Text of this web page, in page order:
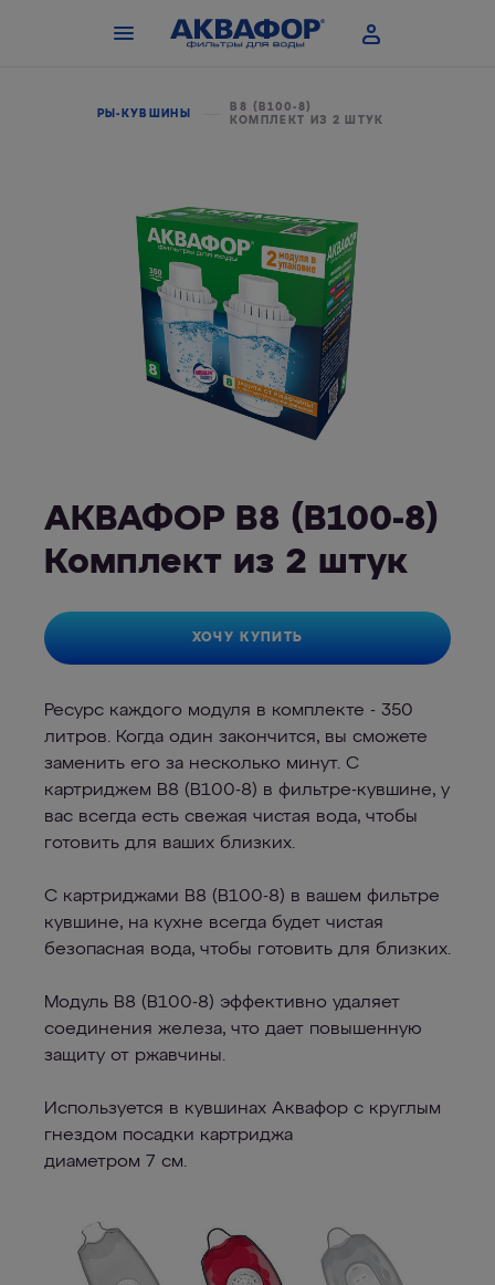
ФИЛЬТРЫ-КУВШИНЫ
В8 (В100-8)
КОМПЛЕКТ ИЗ 2 ШТУК
АКВАФОР В8 (В100-8)
Комплект из 2 штук
ХОЧУ КУПИТЬ
Ресурс каждого модуля в комплекте - 350
литров. Когда один закончится, вы сможете
заменить его за несколько минут. С
картриджем В8 (В100-8) в фильтре-кувшине, у
вас всегда есть свежая чистая вода, чтобы
готовить для ваших близких.
С картриджами В8 (В100-8) в вашем фильтре
кувшине, на кухне всегда будет чистая
безопасная вода, чтобы готовить для близких.
Модуль В8 (В100-8) эффективно удаляет
соединения железа, что дает повышенную
защиту от ржавчины.
Используется в кувшинах Аквафор c круглым
гнездом посадки картриджа
диаметром 7 см.